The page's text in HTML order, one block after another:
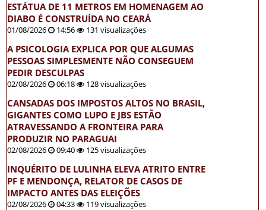
ESTÁTUA DE 11 METROS EM HOMENAGEM AO
DIABO É CONSTRUÍDA NO CEARÁ
01/08/2026 14:56 131 visualizações
A PSICOLOGIA EXPLICA POR QUE ALGUMAS
PESSOAS SIMPLESMENTE NÃO CONSEGUEM
PEDIR DESCULPAS
02/08/2026 06:18 128 visualizações
CANSADAS DOS IMPOSTOS ALTOS NO BRASIL,
GIGANTES COMO LUPO E JBS ESTÃO
ATRAVESSANDO A FRONTEIRA PARA
PRODUZIR NO PARAGUAI
02/08/2026 09:40 125 visualizações
INQUÉRITO DE LULINHA ELEVA ATRITO ENTRE
PF E MENDONÇA, RELATOR DE CASOS DE
IMPACTO ANTES DAS ELEIÇÕES
02/08/2026 04:33 119 visualizações